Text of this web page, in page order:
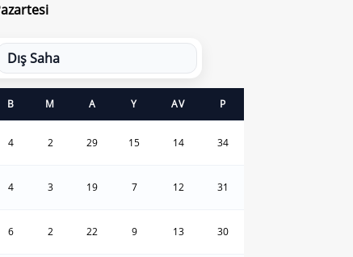
Dış Saha
B M A Y AV P
4 2 29 15 14 34
4 3 19 7 12 31
6 2 22 9 13 30